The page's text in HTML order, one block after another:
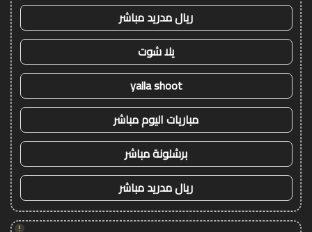
ريال مدريد مباشر
يلا شوت
yalla shoot
مباريات اليوم مباشر
برشلونة مباشر
ريال مدريد مباشر
!